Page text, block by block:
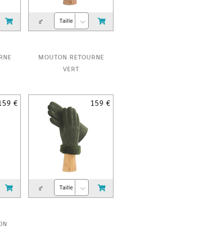
♂
€
mouton retourne
vert
159 €
♂